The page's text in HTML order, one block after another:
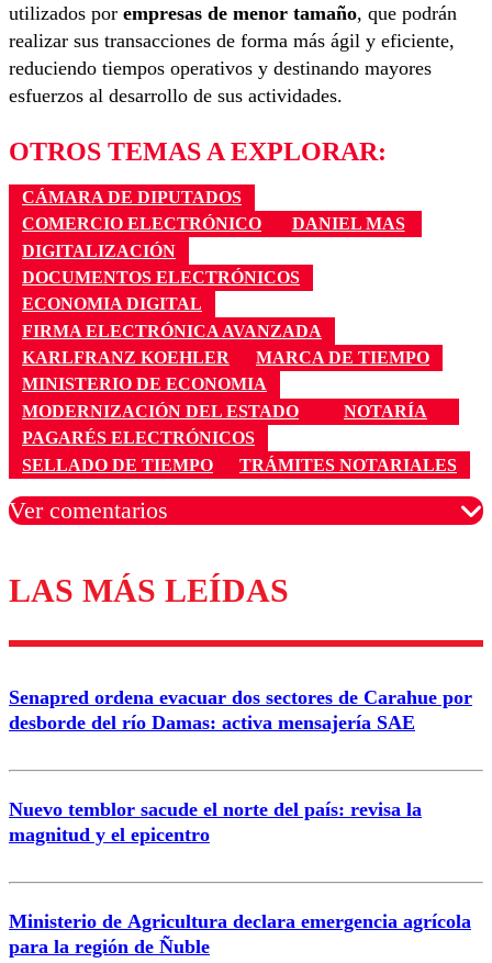
utilizados por empresas de menor tamaño, que podrán
realizar sus transacciones de forma más ágil y eficiente,
reduciendo tiempos operativos y destinando mayores
esfuerzos al desarrollo de sus actividades.
OTROS TEMAS A EXPLORAR:
CÁMARA DE DIPUTADOS
COMERCIO ELECTRÓNICO
DANIEL MAS
DIGITALIZACIÓN
DOCUMENTOS ELECTRÓNICOS
ECONOMIA DIGITAL
FIRMA ELECTRÓNICA AVANZADA
KARLFRANZ KOEHLER
MARCA DE TIEMPO
MINISTERIO DE ECONOMIA
MODERNIZACIÓN DEL ESTADO
NOTARÍA
PAGARÉS ELECTRÓNICOS
SELLADO DE TIEMPO
TRÁMITES NOTARIALES
Ver comentarios
Los comentarios son moderados para garantizar un
diálogo respetuoso.
Nombre
Correo
LAS MÁS LEÍDAS
Senapred ordena evacuar dos sectores de Carahue por
desborde del río Damas: activa mensajería SAE
Nuevo temblor sacude el norte del país: revisa la
magnitud y el epicentro
Ministerio de Agricultura declara emergencia agrícola
para la región de Ñuble